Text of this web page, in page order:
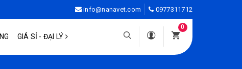
0977311712
info@nanavet.com
GIÁ SỈ - ĐẠI LÝ
0